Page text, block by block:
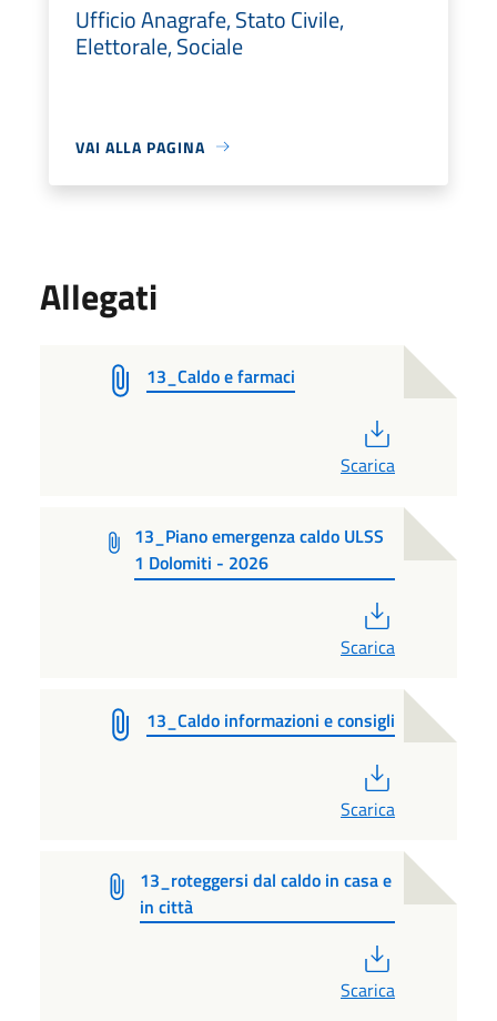
Ufficio Anagrafe, Stato Civile,
Elettorale, Sociale
VAI ALLA PAGINA
Allegati
13_Caldo e farmaci
Scarica
13_Piano emergenza caldo ULSS
1 Dolomiti - 2026
Scarica
13_Caldo informazioni e consigli
Scarica
13_roteggersi dal caldo in casa e
in città
Scarica